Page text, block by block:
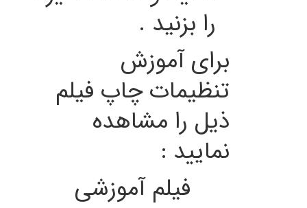
را بزنید .
برای آموزش
تنظیمات چاپ فیلم
ذیل را مشاهده
نمایید :
فیلم آموزشی